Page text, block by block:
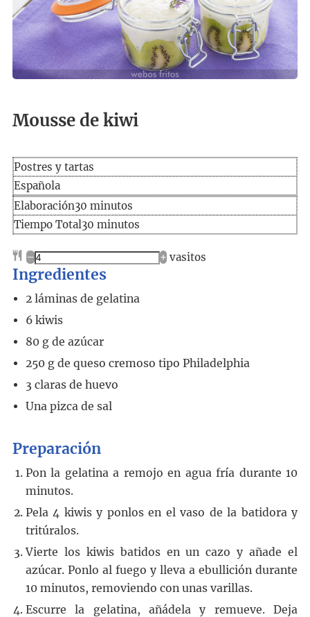
Mousse de kiwi
Postres y tartas
Española
Elaboración
Elaboración30minutos
minutos
Tiempo
Tiempo Total30minutos
minutos
– + vasitos
Ingredientes
2 láminas de gelatina
6 kiwis
80 g de azúcar
250 g de queso cremoso tipo Philadelphia
3 claras de huevo
Una pizca de sal
Preparación
Pon la gelatina a remojo en agua fría durante 10
minutos.
Pela 4 kiwis y ponlos en el vaso de la batidora y
tritúralos.
Vierte los kiwis batidos en un cazo y añade el
azúcar. Ponlo al fuego y lleva a ebullición durante
10 minutos, removiendo con unas varillas.
Escurre la gelatina, añádela y remueve. Deja